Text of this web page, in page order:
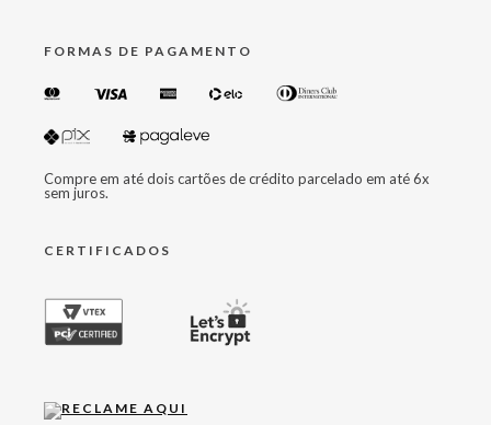
FORMAS DE PAGAMENTO
Compre em até dois cartões de crédito parcelado em até 6x
sem juros.
CERTIFICADOS